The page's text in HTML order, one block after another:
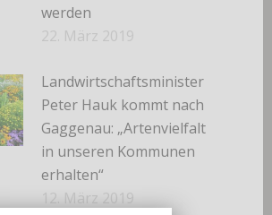
werden
22. März 2019
Landwirtschaftsminister
Peter Hauk kommt nach
Gaggenau: „Artenvielfalt
in unseren Kommunen
erhalten“
12. März 2019